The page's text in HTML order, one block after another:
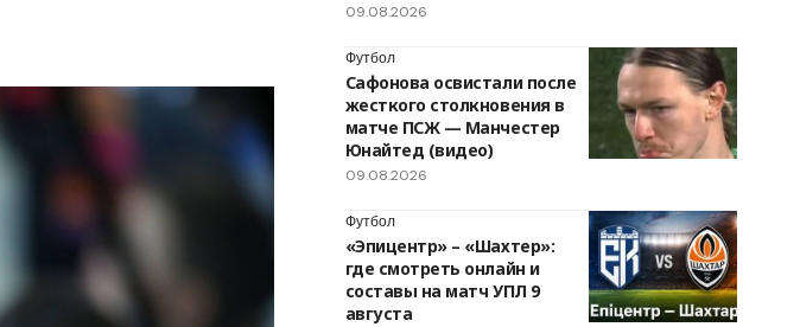
09.08.2026
Футбол
Сафонова освистали после
жесткого столкновения в
матче ПСЖ — Манчестер
Юнайтед (видео)
09.08.2026
Футбол
«Эпицентр» – «Шахтер»:
где смотреть онлайн и
составы на матч УПЛ 9
августа